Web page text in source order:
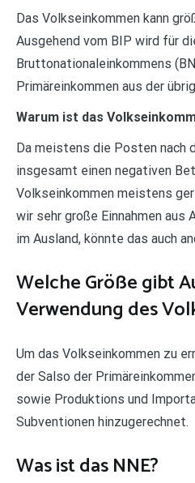
Das Volkseinkommen kann
Ausgehend vom BIP wird für
Bruttonationaleinkommens
Primäreinkommen aus der
Warum ist das
Da meistens die Posten nach
insgesamt einen negativen
Volkseinkommen meistens
wir sehr große Einnahmen
im Ausland, könnte das auch
Welche Größe gibt
Verwendung des
Um das Volkseinkommen zu
der Salso der
sowie Produktions und
Subventionen hinzugerechnet.
Was ist das NNE?